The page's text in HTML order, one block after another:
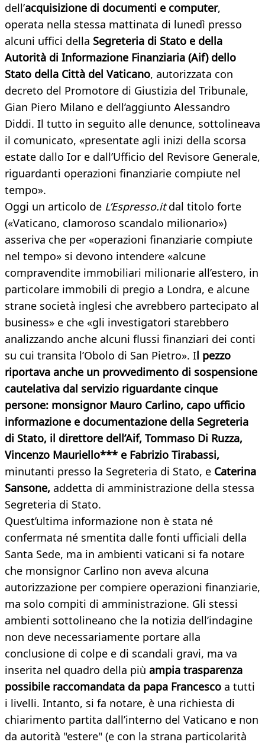
dell’acquisizione di documenti e computer,
operata nella stessa mattinata di lunedì presso
alcuni uffici della Segreteria di Stato e della
Autorità di Informazione Finanziaria (Aif) dello
Stato della Città del Vaticano, autorizzata con
decreto del Promotore di Giustizia del Tribunale,
Gian Piero Milano e dell’aggiunto Alessandro
Diddi. Il tutto in seguito alle denunce, sottolineava
il comunicato, «presentate agli inizi della scorsa
estate dallo Ior e dall’Ufficio del Revisore Generale,
riguardanti operazioni finanziarie compiute nel
tempo».
Oggi un articolo de L’Espresso.itdal titolo forte
(«Vaticano, clamoroso scandalo milionario»)
asseriva che per «operazioni finanziarie compiute
nel tempo» si devono intendere «alcune
compravendite immobiliari milionarie all’estero, in
particolare immobili di pregio a Londra, e alcune
strane società inglesi che avrebbero partecipato al
business» e che «gli investigatori starebbero
analizzando anche alcuni flussi finanziari dei conti
su cui transita l’Obolo di San Pietro». Il pezzo
riportava anche un provvedimento di sospensione
cautelativa dal servizio riguardante cinque
persone: monsignor Mauro Carlino, capo ufficio
informazione e documentazione della Segreteria
di Stato, il direttore dell’Aif, Tommaso Di Ruzza,
Vincenzo Mauriello*** e Fabrizio Tirabassi,
minutanti presso la Segreteria di Stato, e Caterina
Sansone, addetta di amministrazione della stessa
Segreteria di Stato.
Quest’ultima informazione non è stata né
confermata né smentita dalle fonti ufficiali della
Santa Sede, ma in ambienti vaticani si fa notare
che monsignor Carlino non aveva alcuna
autorizzazione per compiere operazioni finanziarie,
ma solo compiti di amministrazione. Gli stessi
ambienti sottolineano che la notizia dell’indagine
non deve necessariamente portare alla
conclusione di colpe e di scandali gravi, ma va
inserita nel quadro della più ampia trasparenza
possibile raccomandata da papa Francesco a tutti
i livelli. Intanto, si fa notare, è una richiesta di
chiarimento partita dall’interno del Vaticano e non
da autorità "estere" (e con la strana particolarità